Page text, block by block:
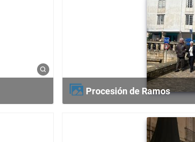
Procesión de Ramos